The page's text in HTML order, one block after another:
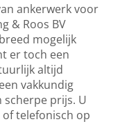
ankerwerk voor
& Roos BV
mogelijk
er toch een
altijd
vakkundig
scherpe prijs. U
of telefonisch op